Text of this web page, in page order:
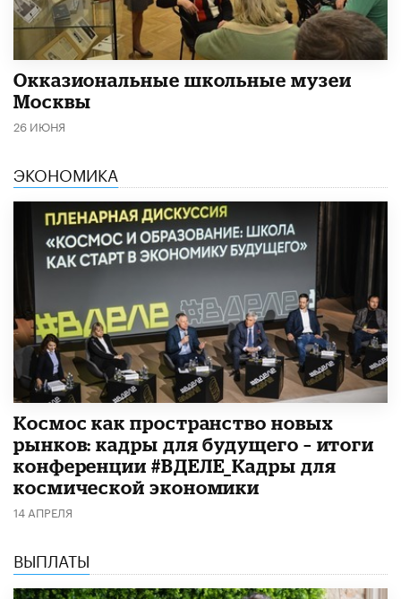
​Окказиональные школьные музеи
Москвы
26 ИЮНЯ
ЭКОНОМИКА
Космос как пространство новых
рынков: кадры для будущего – итоги
конференции #ВДЕЛЕ_Кадры для
космической экономики
14 АПРЕЛЯ
ВЫПЛАТЫ